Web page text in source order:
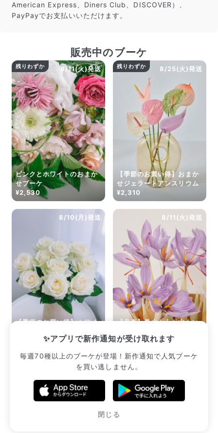
よくある質問
Q. 毎月自動でお花が届くサービスですか？
Q. 配送できないエリアはありますか？
ただいま沖縄・離島エリアへの配送には対応しておりませ
ん。ご了承ください。
Q. 配送日時は指定できますか？
お花をベストなタイミングで発送しているため、お届け日の
指定はできません。受け取り時間帯は、発送後にクロネコヤ
マトのアプリから変更可能です。
Q. 注文後にキャンセルできますか？
ご注文後一定時間内であればキャンセル可能です。
American Express、Diners Club、DISCOVER）、
PayPayでお支払いいただけます。
✨アプリで新作通知が受け取れます
毎週70種以上のブーケが登場！新作通知で人気ブーケ
を買い逃しません。
閉じる
販売中のブーケ
8/11(火)発送
残りわずか
ピンクとホワイトのおまか
せブーケ
¥2,530
8/25(火)発送
残りわずか
【季節のお買い得】おまか
せジェラートアンスリウム
¥2,310
8/10(月)発送
【季節のお買い得】ホワイ
8/11(火)発送
【産直】希少！土も水もい
¥2,420
販売中のブーケ一覧へ